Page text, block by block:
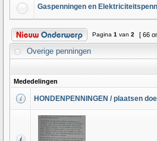
Gaspenningen en
Pagina 1 van 2 [ 66
Overige penningen
Mededelingen
HONDENPENNINGEN / plaatsen